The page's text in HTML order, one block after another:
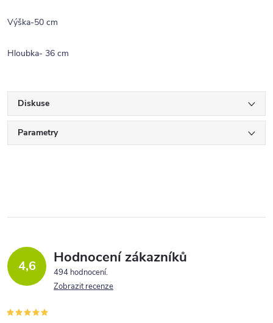
Výška-50 cm
Hloubka- 36 cm
Diskuse
Parametry
4,6 Hodnocení zákazníků
494 hodnocení
Zobrazit recenze